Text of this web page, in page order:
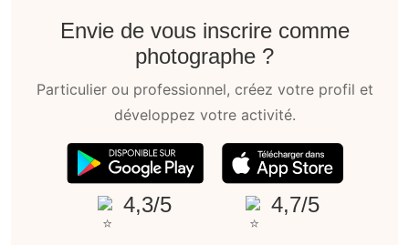
Envie de vous inscrire comme
photographe ?
Particulier ou professionnel, créez votre profil et
développez votre activité.
4,3/5 4,7/5